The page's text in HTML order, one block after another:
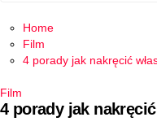
Home
Film
4 porady jak nakręcić
Film
4 porady jak